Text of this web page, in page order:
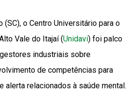
(SC), o Centro Universitário para o
Vale do Itajaí (Unidavi) foi palco
industriais sobre
de competências para
alerta relacionados à saúde mental.